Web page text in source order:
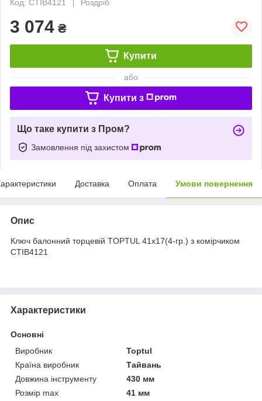
Код: CTIB4121
Роздріб
3 074 ₴
Купити
або
Купити з
Що таке купити з Пром?
Замовлення під захистом
Доставка Оплата Умови повернення
Опис
Ключ балонний торцевій TOPTUL 41х17(4-гр.) з комірчиком
CTIB4121
Характеристики
Основні
Виробник
Toptul
Країна виробник
Тайвань
Довжина інструменту
430 мм
Розмір max
41 мм